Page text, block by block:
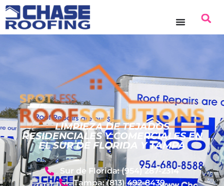
contenido
LIMPIEZA DE TEJADOS
RESIDENCIALES Y COMERCIALES EN
EL SUR DE FLORIDA Y TAMPA
Sur de Florida: (954) 287-2314
Tampa: (813) 492-8439